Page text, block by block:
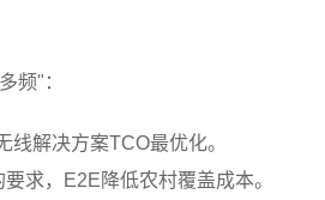
频"：
解决方案TCO最优化。
求，E2E降低农村覆盖成本。